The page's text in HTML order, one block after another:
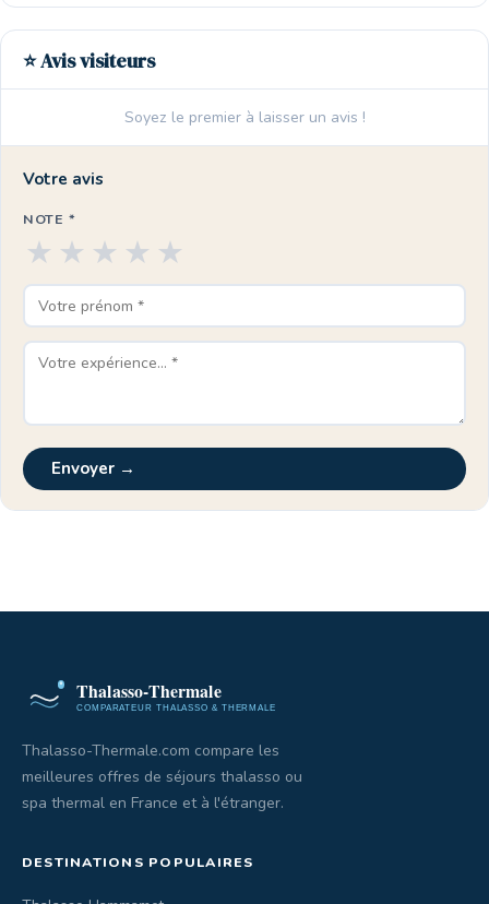
⭐ Avis visiteurs
Soyez le premier à laisser un avis !
Votre avis
NOTE *
★
★
★
★
★
Envoyer →
Thalasso-Thermale.com compare les
meilleures offres de séjours thalasso ou
spa thermal en France et à l'étranger.
DESTINATIONS POPULAIRES